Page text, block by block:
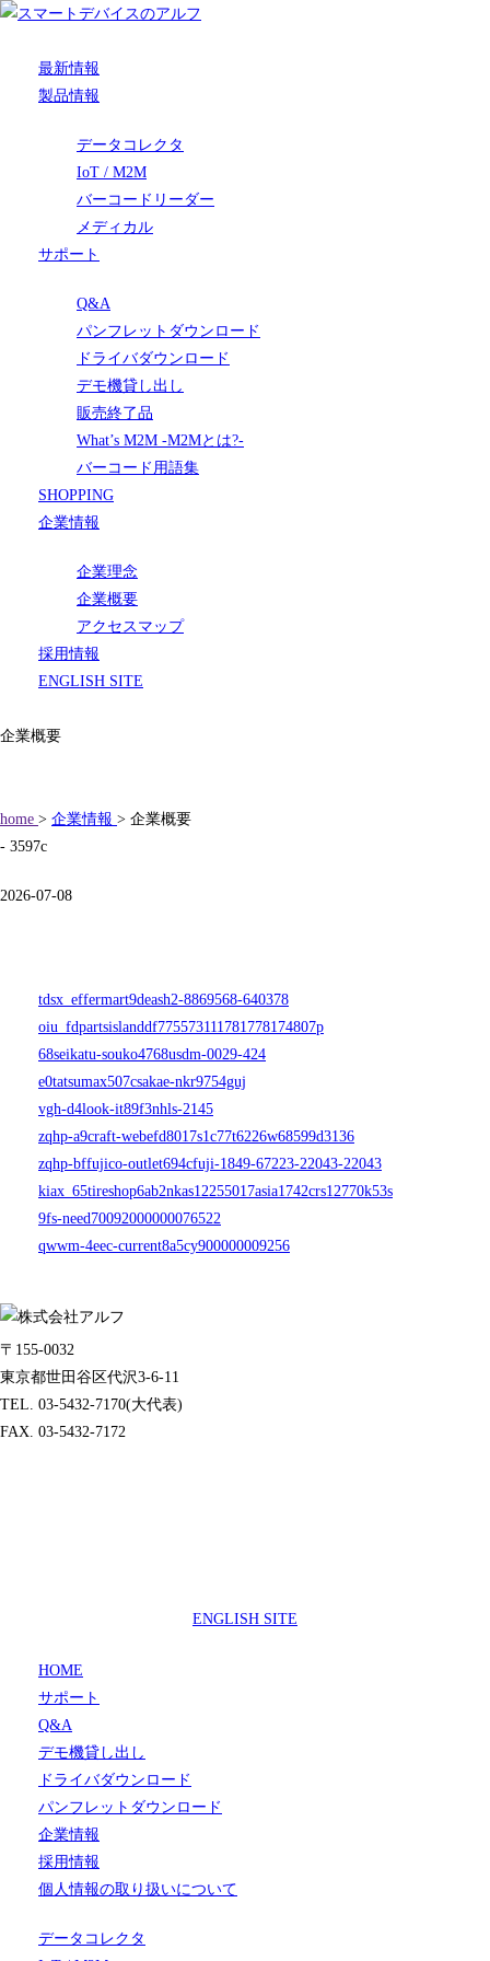
最新情報
製品情報
データコレクタ
IoT / M2M
バーコードリーダー
メディカル
サポート
Q&A
パンフレットダウンロード
ドライバダウンロード
デモ機貸し出し
販売終了品
What’s M2M -M2Mとは?-
バーコード用語集
SHOPPING
企業情報
企業理念
企業概要
アクセスマップ
採用情報
ENGLISH SITE
企業概要
home > 企業情報 > 企業概要
- 3597c
2026-07-08
tdsx_effermart9deash2-8869568-640378
oiu_fdpartsislanddf775573111781778174807p
68seikatu-souko4768usdm-0029-424
e0tatsumax507csakae-nkr9754guj
vgh-d4look-it89f3nhls-2145
zqhp-a9craft-webefd8017s1c77t6226w68599d3136
zqhp-bffujico-outlet694cfuji-1849-67223-22043-22043
kiax_65tireshop6ab2nkas12255017asia1742crs12770k53s
9fs-need70092000000076522
qwwm-4eec-current8a5cy900000009256
〒155-0032
東京都世田谷区代沢3-6-11
TEL. 03-5432-7170(大代表)
FAX. 03-5432-7172
ENGLISH SITE
HOME
サポート
Q&A
デモ機貸し出し
ドライバダウンロード
パンフレットダウンロード
企業情報
採用情報
個人情報の取り扱いについて
データコレクタ